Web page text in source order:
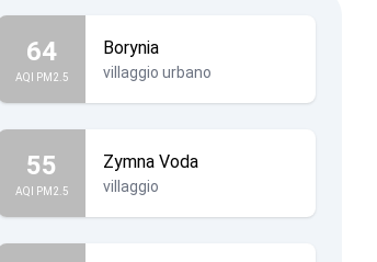
64
AQI PM2.5
Borynia
villaggio urbano
55
AQI PM2.5
Zymna Voda
villaggio